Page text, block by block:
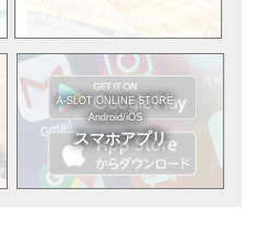
A-SLOT ONLINE STORE
Android/iOS
スマホアプリ